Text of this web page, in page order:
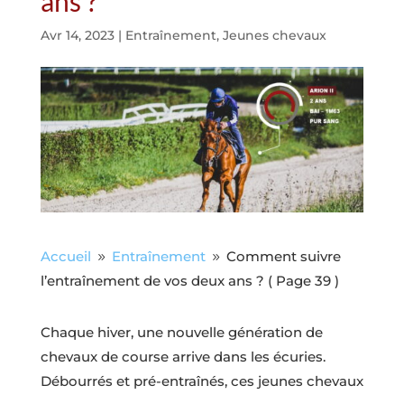
Avr 14, 2023| Entraînement, Jeunes chevaux
Accueil 9 Entraînement 9 Comment suivre
l’entraînement de vos deux ans ? ( Page 39 )
Chaque hiver, une nouvelle génération de
chevaux de course arrive dans les écuries.
Débourrés et pré-entraînés, ces jeunes chevaux